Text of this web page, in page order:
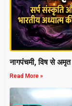
नागपंचमी, ​विष से
Read More »